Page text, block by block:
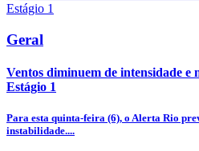
Geral
Ventos diminuem de intensidade e
Estágio 1
Para esta quinta-feira (6), o Alerta Rio
instabilidade....